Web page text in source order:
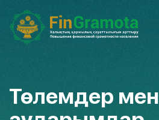
Төлемдер мен